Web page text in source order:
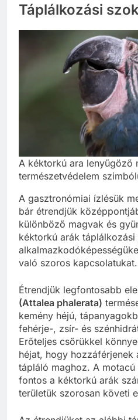
Táplálkozási
A kéktorkú ara lenyűgöző
természetvédelem
A gasztronómiai ízlésük
bár étrendjük
különböző magvak és
kéktorkú arák
való szoros kapcsolatukat.
Étrendjük legfontosabb
(Attalea phalerata)
kemény héjú,
fehérje-, zsír- és
Erőteljes csőrükkel
héjat, hogy hozzáférjenek
tápláló maghoz. A
fontos a kéktorkú arák
területük szorosan követi